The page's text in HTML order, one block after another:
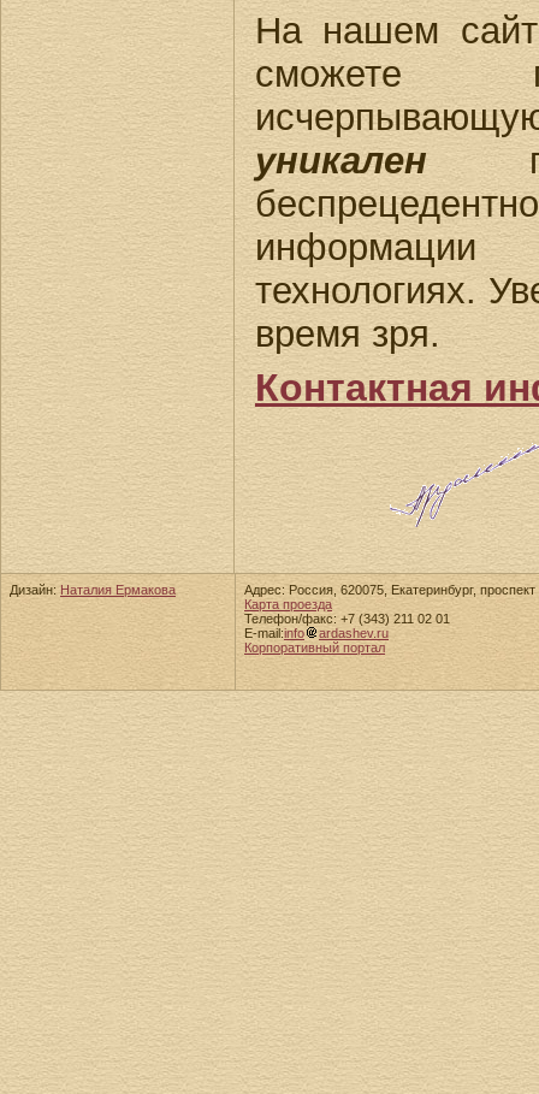
На нашем
сможете
уникаленпо
технологиях.
время зря.
Контактная
Дизайн: Наталия Ермакова
Адрес: Россия, 620075, Екатеринбург,
Карта проезда
Телефон/факс: +7 (343) 211 02 01
E-mail:info
ardashev.ru
Корпоративный портал